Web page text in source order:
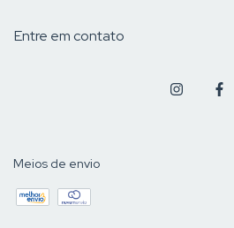
Entre em contato
Meios de envio